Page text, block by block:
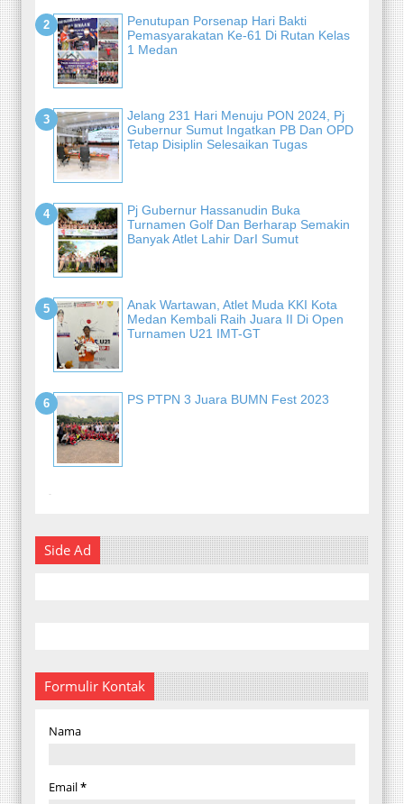
Penutupan Porsenap Hari Bakti
Pemasyarakatan Ke-61 Di Rutan Kelas
1 Medan
Jelang 231 Hari Menuju PON 2024, Pj
Gubernur Sumut Ingatkan PB Dan OPD
Tetap Disiplin Selesaikan Tugas
Pj Gubernur Hassanudin Buka
Turnamen Golf Dan Berharap Semakin
Banyak Atlet Lahir DarI Sumut
Anak Wartawan, Atlet Muda KKI Kota
Medan Kembali Raih Juara II Di Open
Turnamen U21 IMT-GT
PS PTPN 3 Juara BUMN Fest 2023
-
Side Ad
Formulir Kontak
Nama
Email*